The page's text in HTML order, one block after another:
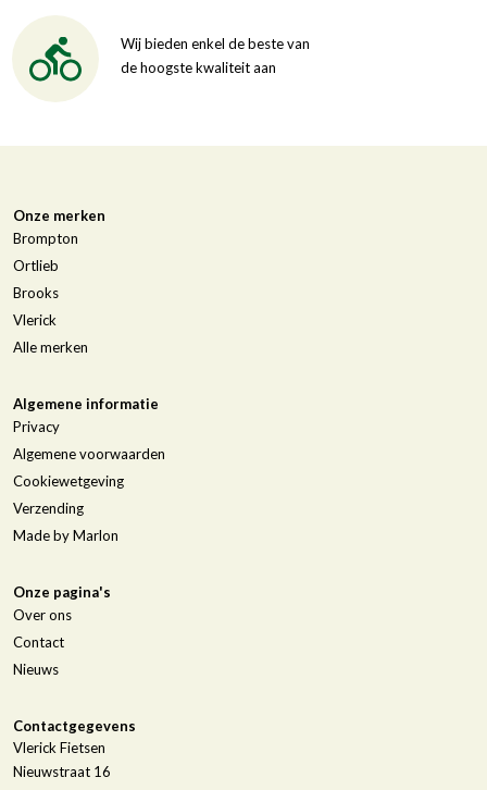
Wij bieden enkel de beste van
de hoogste kwaliteit aan
Onze merken
Brompton
Ortlieb
Brooks
Vlerick
Alle merken
Algemene informatie
Privacy
Algemene voorwaarden
Cookiewetgeving
Verzending
Made by Marlon
Onze pagina's
Over ons
Contact
Nieuws
Contactgegevens
Vlerick Fietsen
Nieuwstraat 16